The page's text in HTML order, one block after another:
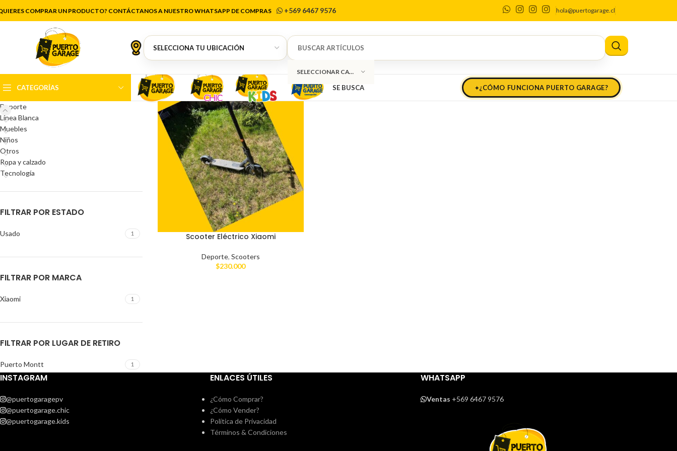
COMPRAR UN PRODUCTO? CONTÁCTANOS A NUESTRO WHATSAPP DE COMPRAS +569 6467 9576 hola@puertogarage.cl
SELECCIONAR CATEGORÍA
CATEGORÍAS SE BUSCA ¿CÓMO FUNCIONA PUERTO GARAGE?
Scooters
CATEGORÍAS DEL PRODUCTO
Antigüedades
Artículos de cocina
Belleza
Deporte
Línea Blanca
Muebles
Niños
Otros
Ropa y calzado
Tecnología
FILTRAR POR ESTADO
Usado 1
FILTRAR POR MARCA
Xiaomi 1
FILTRAR POR LUGAR DE RETIRO
Puerto Montt 1
Scooter Eléctrico Xiaomi
Deporte, Scooters
$230.000
INSTAGRAM
@puertogaragepv
@puertogarage.chic
@puertogarage.kids
ENLACES ÚTILES
¿Cómo Comprar?
¿Cómo Vender?
Política de Privacidad
Términos & Condiciones
WHATSAPP
Ventas +569 6467 9576